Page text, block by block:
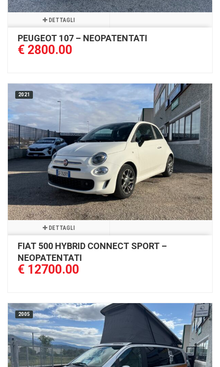
DETTAGLI
PEUGEOT 107 – NEOPATENTATI
€ 2800.00
2021
DETTAGLI
FIAT 500 HYBRID CONNECT SPORT –
NEOPATENTATI
€ 12700.00
2005